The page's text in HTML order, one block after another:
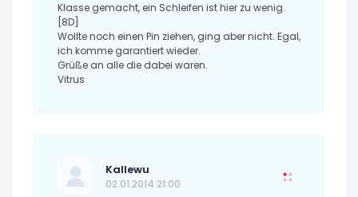
Klasse gemacht, ein Schleifen ist hier zu wenig.
[8D]
Wollte noch einen Pin ziehen, ging aber nicht. Egal,
ich komme garantiert wieder.
Grüße an alle die dabei waren.
Vitrus
Kallewu
02.01.2014 21:00